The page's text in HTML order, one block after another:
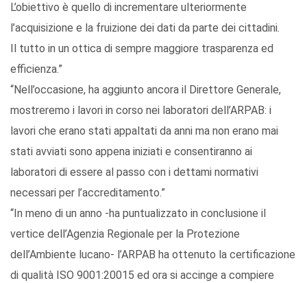
L’obiettivo è quello di incrementare ulteriormente
l’acquisizione e la fruizione dei dati da parte dei cittadini.
Il tutto in un ottica di sempre maggiore trasparenza ed
efficienza.”
“Nell’occasione, ha aggiunto ancora il Direttore Generale,
mostreremo i lavori in corso nei laboratori dell’ARPAB: i
lavori che erano stati appaltati da anni ma non erano mai
stati avviati sono appena iniziati e consentiranno ai
laboratori di essere al passo con i dettami normativi
necessari per l’accreditamento.”
“In meno di un anno -ha puntualizzato in conclusione il
vertice dell’Agenzia Regionale per la Protezione
dell’Ambiente lucano- l’ARPAB ha ottenuto la certificazione
di qualità ISO 9001:20015 ed ora si accinge a compiere